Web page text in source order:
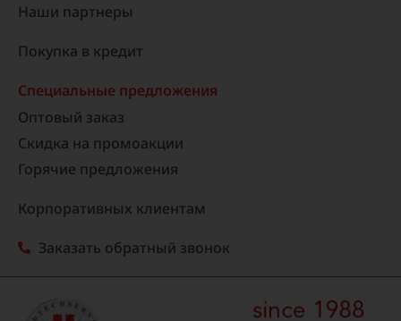
Наши партнеры
Покупка в кредит
Специальные предложения
Оптовый заказ
Скидка на промоакции
Горячие предложения
Корпоративных клиентам
Заказать обратный звонок